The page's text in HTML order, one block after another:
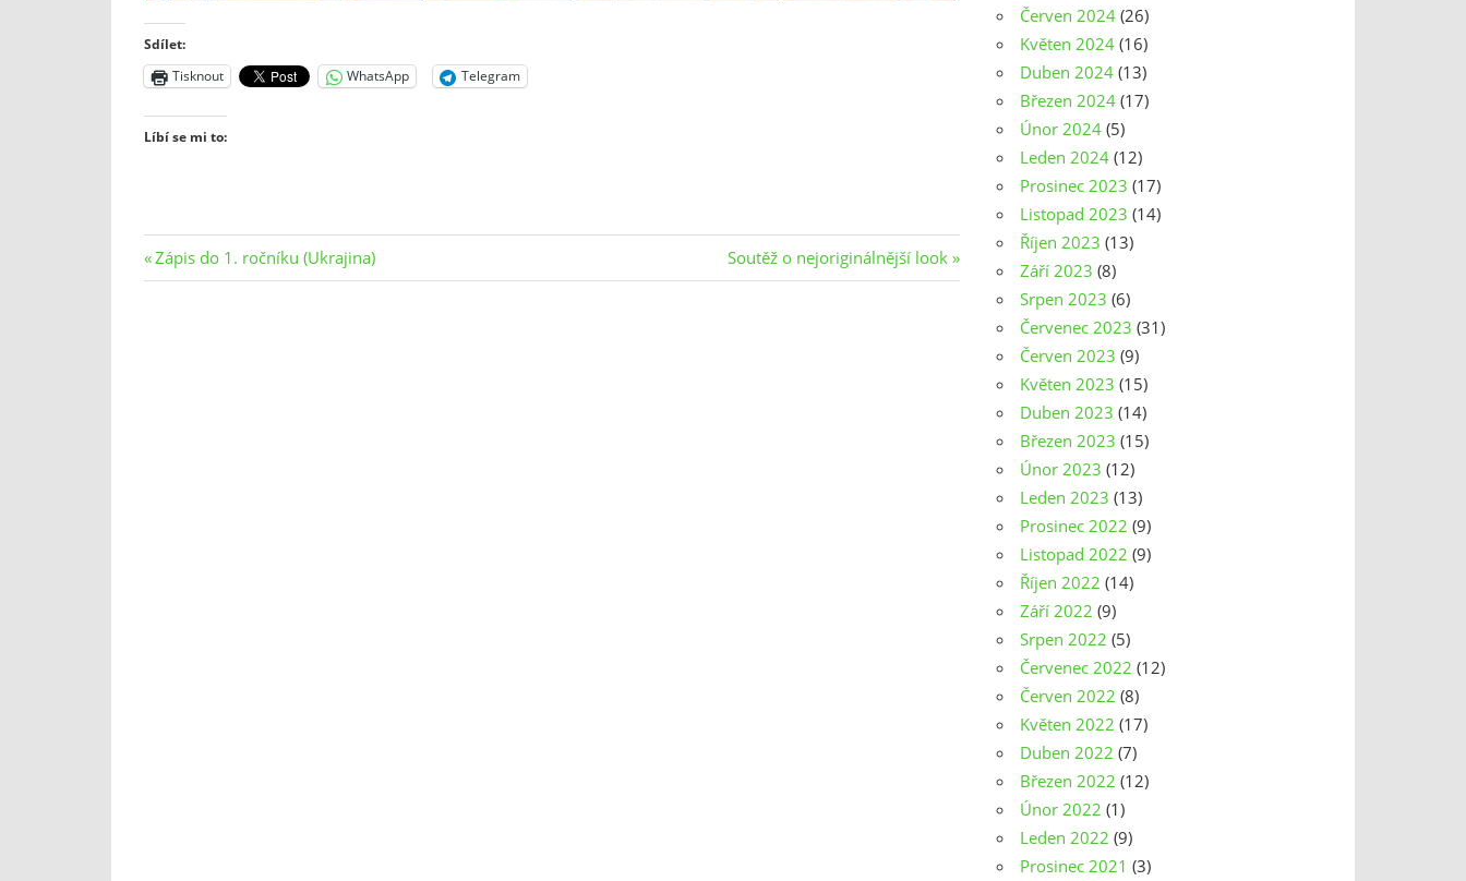
Sdílet:
Tisknout
WhatsApp Telegram
Líbí se mi to:
Navigace
Previous
Post:
Zápis do 1. ročníku (Ukrajina)
Next
Post:
Soutěž o nejoriginálnější look
Červen 2024 (26)
Květen 2024 (16)
Duben 2024 (13)
Březen 2024 (17)
Únor 2024 (5)
Leden 2024 (12)
Prosinec 2023 (17)
Listopad 2023 (14)
Říjen 2023 (13)
Září 2023 (8)
Srpen 2023 (6)
Červenec 2023 (31)
Červen 2023 (9)
Květen 2023 (15)
Duben 2023 (14)
Březen 2023 (15)
Únor 2023 (12)
Leden 2023 (13)
Prosinec 2022 (9)
Listopad 2022 (9)
Říjen 2022 (14)
Září 2022 (9)
Srpen 2022 (5)
Červenec 2022 (12)
Červen 2022 (8)
Květen 2022 (17)
Duben 2022 (7)
Březen 2022 (12)
Únor 2022 (1)
Leden 2022 (9)
Prosinec 2021 (3)